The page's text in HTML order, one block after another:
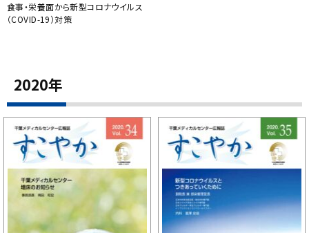
食事・栄養面から新型コロナウイルス
（COVID-19）対策
2020年